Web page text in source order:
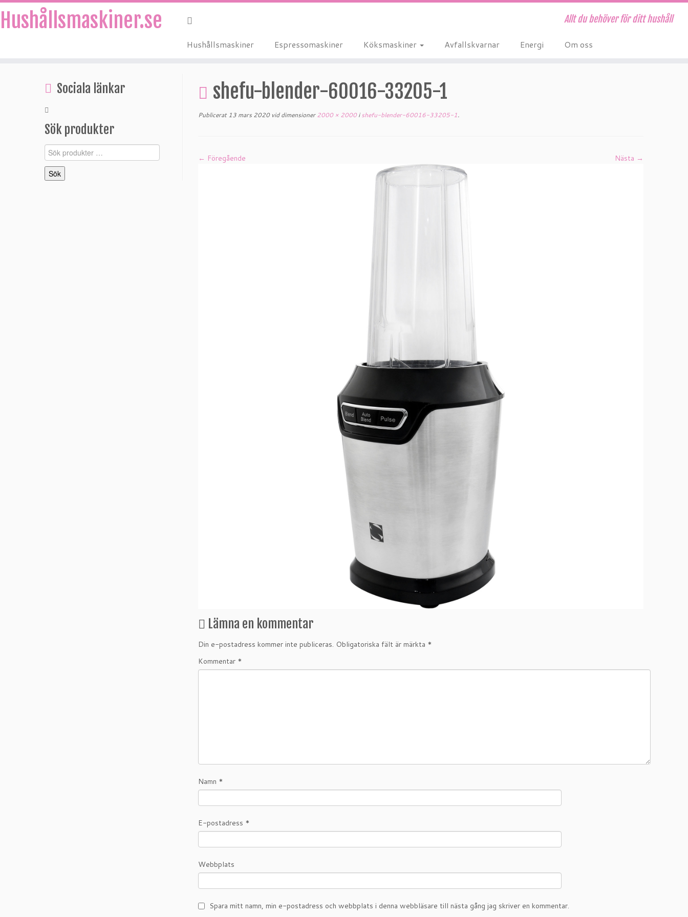
Hushållsmaskiner.se Allt du behöver för ditt hushåll
Hushållsmaskiner Espressomaskiner Köksmaskiner Avfallskvarnar Energi Om oss
Sociala länkar
Sök produkter
Sök
efter:
Sök
shefu-blender-60016-33205-1
Publicerat 13 mars 2020vid dimensioner2000 × 2000ishefu-blender-60016-33205-1.
← Föregående Nästa →
Lämna en kommentar
Din e-postadress kommer inte publiceras. Obligatoriska fält är märkta *
Kommentar *
Namn *
E-postadress *
Webbplats
Spara mitt namn, min e-postadress och webbplats i denna webbläsare till nästa gång jag skriver en kommentar.